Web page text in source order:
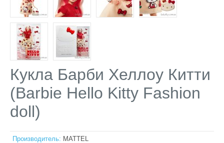
Кукла Барби Хеллоу Китти
(Barbie Hello Kitty Fashion
doll)
Производитель: MATTEL